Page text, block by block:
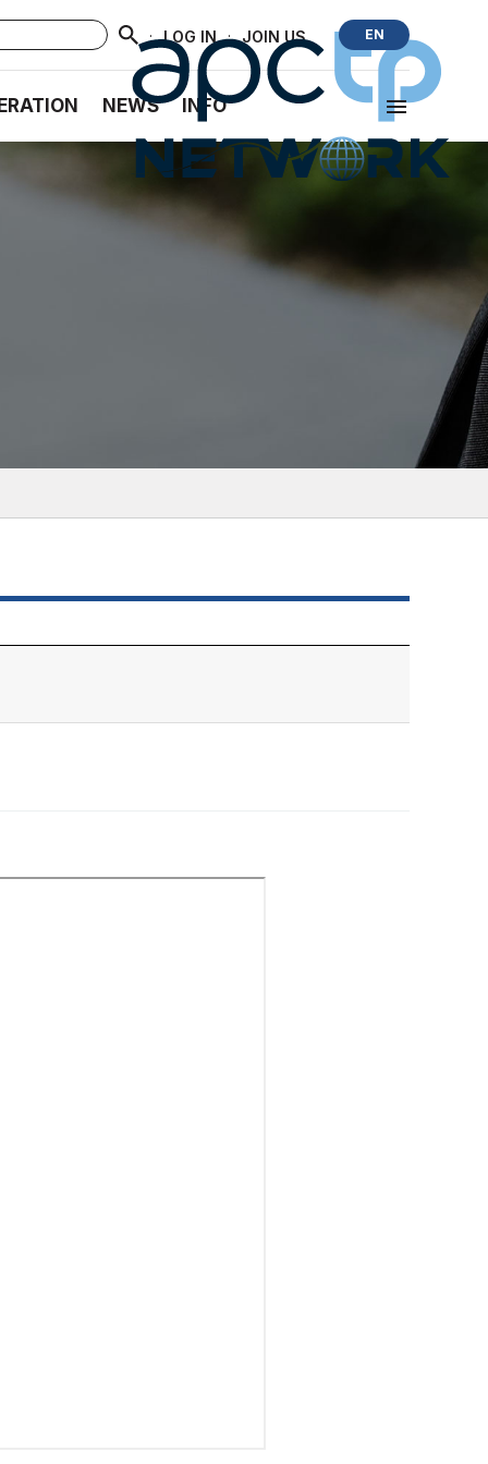
· LOG IN · JOIN US EN
NEWS INFO